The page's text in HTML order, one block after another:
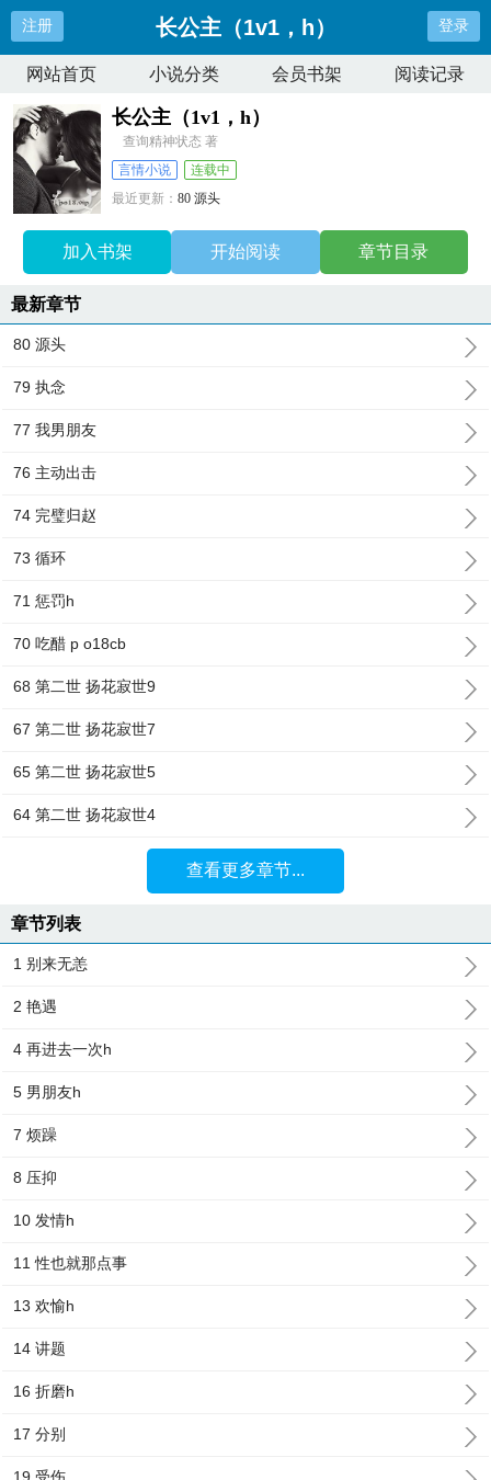
注册 长公主（1v1，h） 登录
网站首页 小说分类 会员书架 阅读记录
长公主（1v1，h）
查询精神状态 著
言情小说
连载中
最近更新：80 源头
加入书架 开始阅读 章节目录
最新章节
80 源头
79 执念
77 我男朋友
76 主动出击
74 完璧归赵
73 循环
71 惩罚h
70 吃醋 p o18cb
68 第二世 扬花寂世9
67 第二世 扬花寂世7
65 第二世 扬花寂世5
64 第二世 扬花寂世4
查看更多章节...
章节列表
1 别来无恙
2 艳遇
4 再进去一次h
5 男朋友h
7 烦躁
8 压抑
10 发情h
11 性也就那点事
13 欢愉h
14 讲题
16 折磨h
17 分别